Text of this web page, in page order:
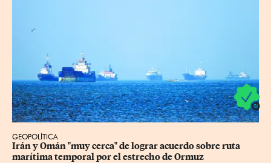
GEOPOLÍTICA
Irán y Omán "muy cerca" de lograr acuerdo sobre ruta
marítima temporal por el estrecho de Ormuz